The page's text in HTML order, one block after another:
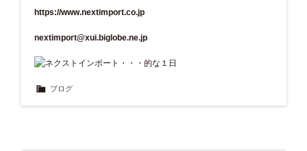
https://www.nextimport.co.jp
nextimport@xui.biglobe.ne.jp
ブログ